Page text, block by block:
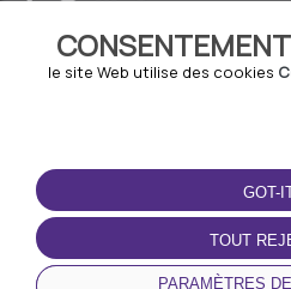
le site Web utilise des cookies
GOT-
TOUT
PARAMÈTRES
TERMS-OF-USE
Termes et conditions
Politique de confidentialité
Politique relative aux
cookies